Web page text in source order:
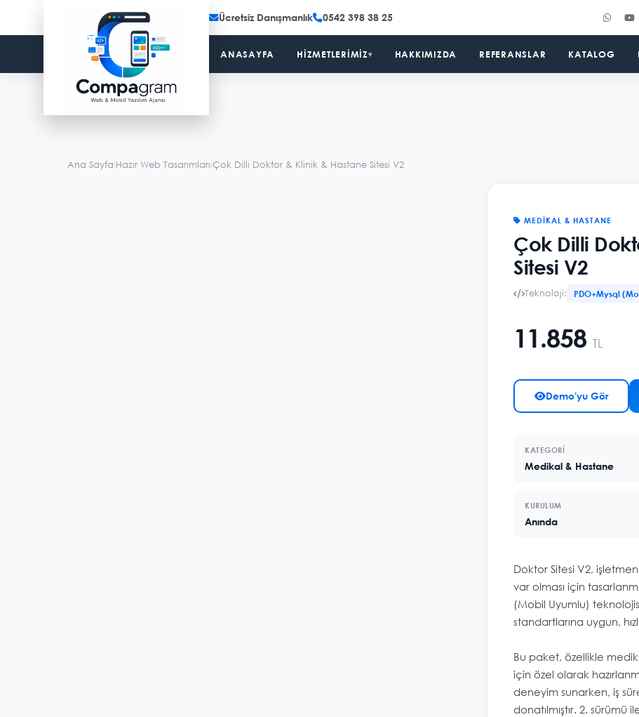
Ücretsiz Danışmanlık 0542 398 38 25
ANASAYFA HIZMETLERIMIZ▾ HAKKIMIZDA REFERANSLAR KATALOG
Ana Sayfa›Hazır Web Tasarımları›Çok Dilli Doktor & Klinik & Hastane Sitesi V2
MEDIKAL & HASTANE
Çok Dilli
Sitesi V2
Teknoloji: PDO+Mysql
11.858 TL
Demo'yu Gör
KATEGORI
Medikal & Hastane
KURULUM
Anında
Doktor Sitesi V2,
var olması için
(Mobil Uyumlu)
standartlarına uygun,
Bu paket, özellikle
için özel olarak
deneyim sunarken, iş
donatılmıştır. 2.